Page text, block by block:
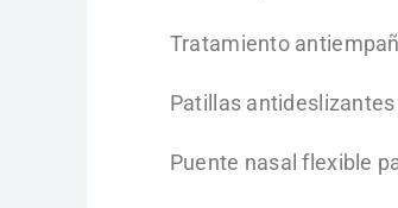
Tratamiento
Patillas
Puente nasal flexible